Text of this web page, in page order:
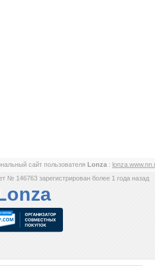
сайт пользователя Lonza :
№ 146763 зарегистрирован более 1 года назад